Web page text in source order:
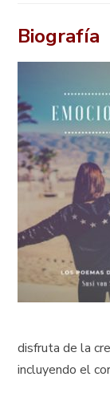
Biografía
disfruta de la
incluyendo el